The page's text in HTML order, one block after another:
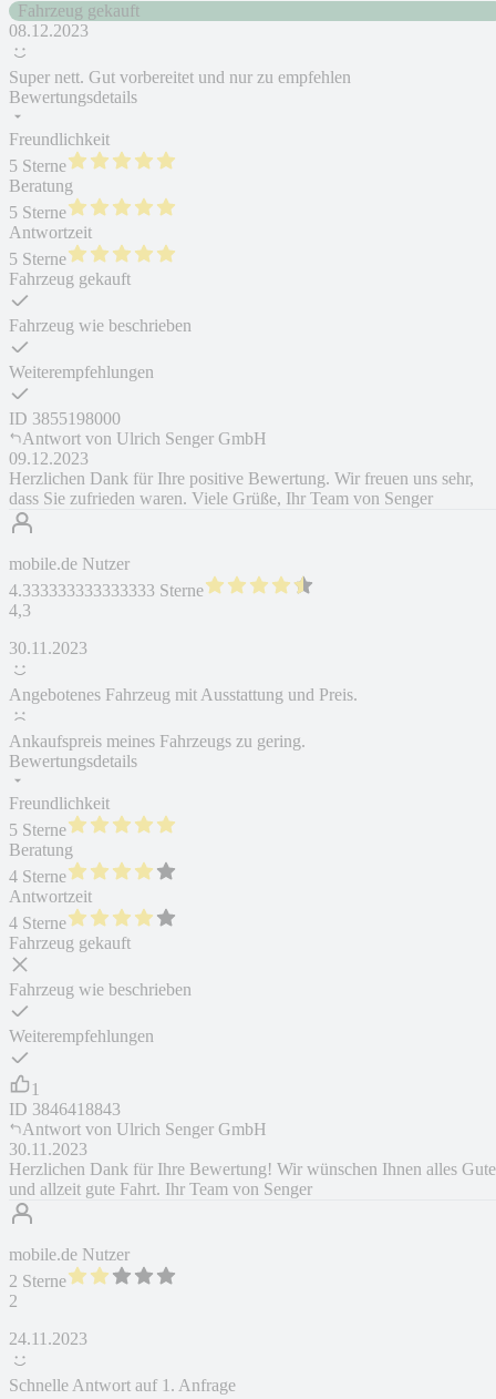
Fahrzeug gekauft
08.12.2023
Super nett. Gut vorbereitet und nur zu empfehlen
Bewertungsdetails
Freundlichkeit
5 Sterne
Beratung
5 Sterne
Antwortzeit
5 Sterne
Fahrzeug gekauft
Fahrzeug wie beschrieben
Weiterempfehlungen
ID 3855198000
Antwort von Ulrich Senger GmbH
09.12.2023
Herzlichen Dank für Ihre positive Bewertung. Wir freuen uns sehr,
dass Sie zufrieden waren. Viele Grüße, Ihr Team von Senger
mobile.de Nutzer
4.333333333333333 Sterne
4,3
30.11.2023
Angebotenes Fahrzeug mit Ausstattung und Preis.
Ankaufspreis meines Fahrzeugs zu gering.
Bewertungsdetails
Freundlichkeit
5 Sterne
Beratung
4 Sterne
Antwortzeit
4 Sterne
Fahrzeug gekauft
Fahrzeug wie beschrieben
Weiterempfehlungen
1
ID 3846418843
Antwort von Ulrich Senger GmbH
30.11.2023
Herzlichen Dank für Ihre Bewertung! Wir wünschen Ihnen alles Gute
und allzeit gute Fahrt. Ihr Team von Senger
mobile.de Nutzer
2 Sterne
2
24.11.2023
Schnelle Antwort auf 1. Anfrage